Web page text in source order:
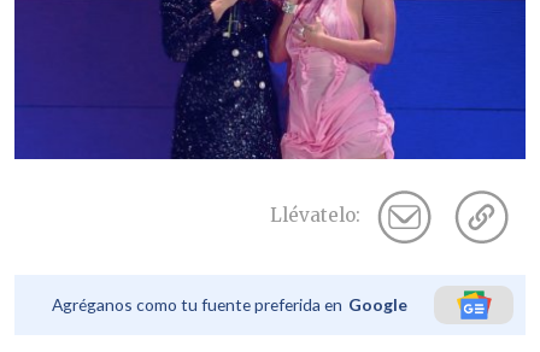
Llévatelo:
Agréganos como tu fuente preferida en Google